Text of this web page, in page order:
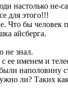
настолько не-
для этого!!!
Что бы человек
айсберга.
не знал.
ее именем и
наполовину
ли? Таких